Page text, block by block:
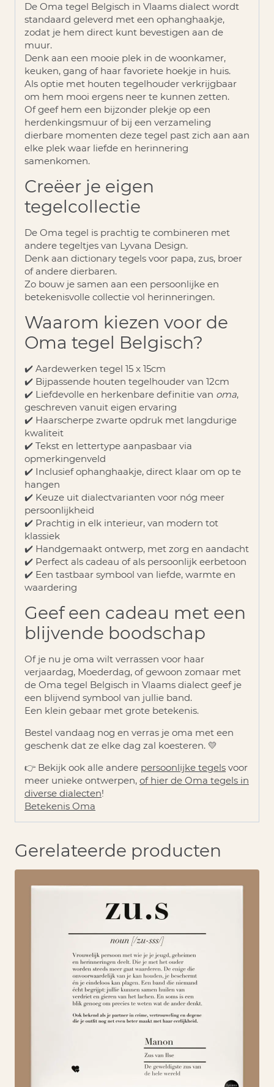
De Oma tegel Belgisch in Vlaams dialect wordt
standaard geleverd met een ophanghaakje,
zodat je hem direct kunt bevestigen aan de
muur.
Denk aan een mooie plek in de woonkamer,
keuken, gang of haar favoriete hoekje in huis.
Als optie met houten tegelhouder verkrijgbaar
om hem mooi ergens neer te kunnen zetten.
Of geef hem een bijzonder plekje op een
herdenkingsmuur of bij een verzameling
dierbare momenten deze tegel past zich aan aan
elke plek waar liefde en herinnering
samenkomen.
Creëer je eigen
tegelcollectie
De Oma tegel is prachtig te combineren met
andere tegeltjes van Lyvana Design.
Denk aan dictionary tegels voor papa, zus, broer
of andere dierbaren.
Zo bouw je samen aan een persoonlijke en
betekenisvolle collectie vol herinneringen.
Waarom kiezen voor de
Oma tegel Belgisch?
✔️ Aardewerken tegel 15 x 15cm
✔️ Bijpassende houten tegelhouder van 12cm
✔️ Liefdevolle en herkenbare definitie van oma,
geschreven vanuit eigen ervaring
✔️ Haarscherpe zwarte opdruk met langdurige
kwaliteit
✔️ Tekst en lettertype aanpasbaar via
opmerkingenveld
✔️ Inclusief ophanghaakje, direct klaar om op te
hangen
✔️ Keuze uit dialectvarianten voor nóg meer
persoonlijkheid
✔️ Prachtig in elk interieur, van modern tot
klassiek
✔️ Handgemaakt ontwerp, met zorg en aandacht
✔️ Perfect als cadeau of als persoonlijk eerbetoon
✔️ Een tastbaar symbool van liefde, warmte en
waardering
Geef een cadeau met een
blijvende boodschap
Of je nu je oma wilt verrassen voor haar
verjaardag, Moederdag, of gewoon zomaar met
de Oma tegel Belgisch in Vlaams dialect geef je
een blijvend symbool van jullie band.
Een klein gebaar met grote betekenis.
Bestel vandaag nog en verras je oma met een
geschenk dat ze elke dag zal koesteren. 💛
👉 Bekijk ook alle andere persoonlijke tegels voor
meer unieke ontwerpen, of hier de Oma tegels in
diverse dialecten!
Betekenis Oma
Gerelateerde producten